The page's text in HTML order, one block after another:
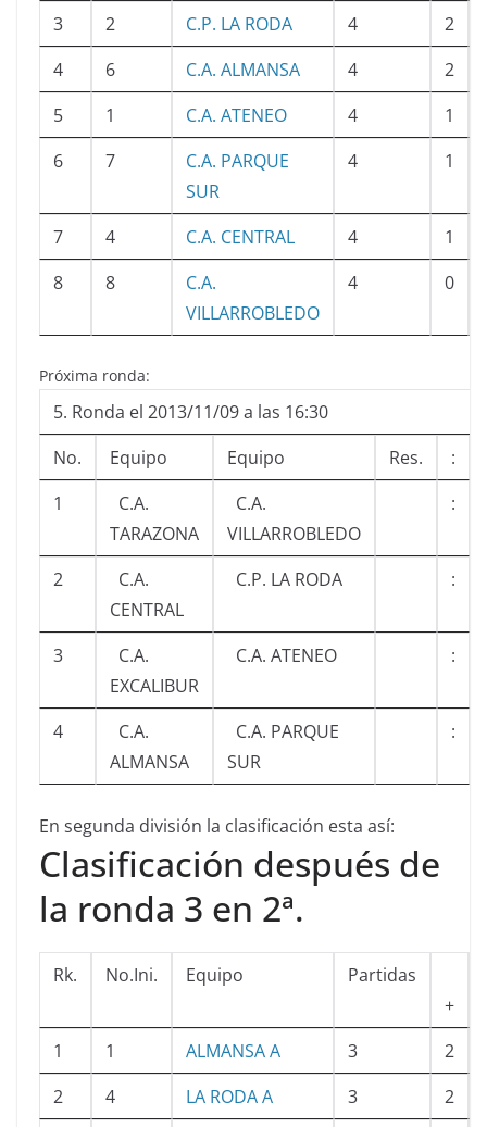
3
2 C.P. LA RODA 4 2
4
6 C.A. ALMANSA 4 2
5
1 C.A. ATENEO 4 1
6
7
C.A. PARQUE
SUR
4 1
7 4 C.A. CENTRAL 4 1
8
8
C.A.
VILLARROBLEDO
4 0
Próxima ronda:
5. Ronda el 2013/11/09 a las 16:30
No.
Equipo Equipo Res. :
1
C.A.
TARAZONA
C.A.
VILLARROBLEDO
:
2
C.A.
CENTRAL
C.P. LA RODA :
3
C.A.
EXCALIBUR
C.A. ATENEO :
4
C.A.
ALMANSA
C.A. PARQUE
SUR
:
En segunda división la clasificación esta así:
Clasificación después de
la ronda 3 en 2ª.
Rk. No.Ini. Equipo
Partidas
+
1
1 ALMANSA A 3 2
2
4 LA RODA A 3 2